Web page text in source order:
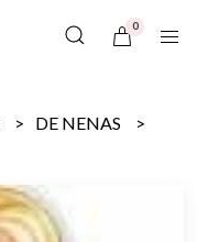
0
DE NENAS